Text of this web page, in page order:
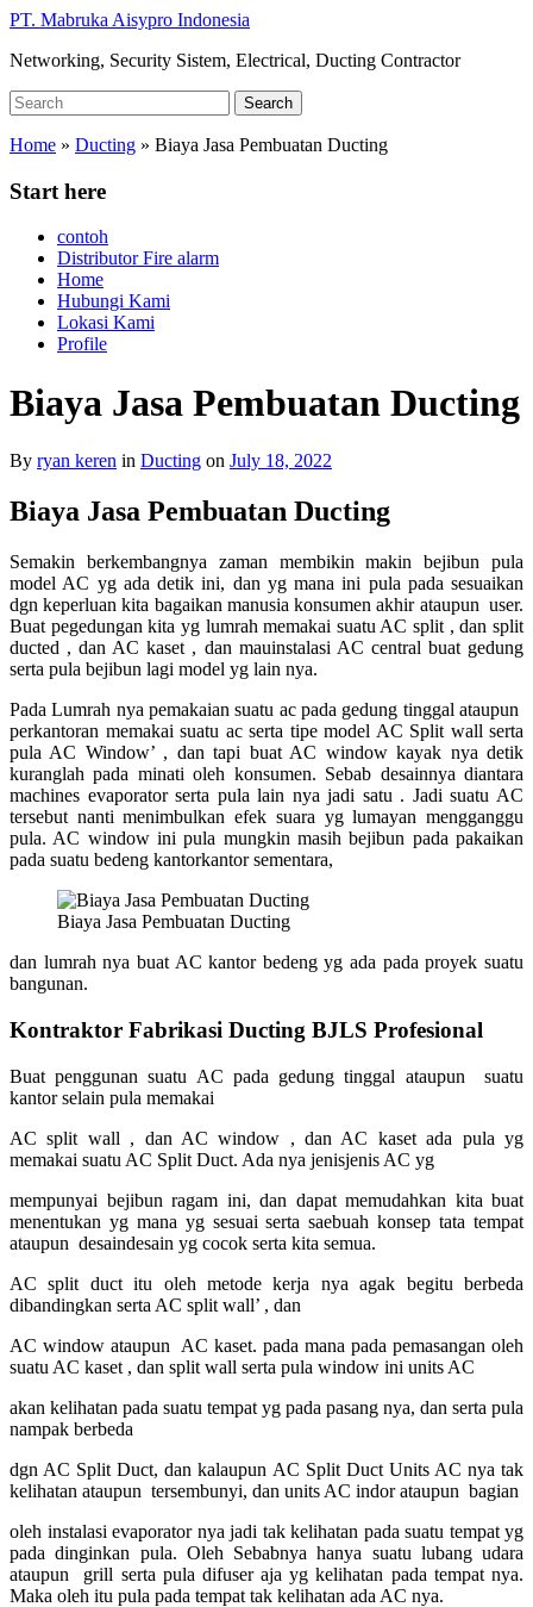
Skip
main
PT. Mabruka Aisypro Indonesia
Networking, Security Sistem, Electrical, Ducting Contractor
Search
for:
Search
Home » Ducting » Biaya Jasa Pembuatan Ducting
Start here
contoh
Distributor Fire alarm
Home
Hubungi Kami
Lokasi Kami
Profile
Biaya Jasa Pembuatan Ducting
By ryan keren in Ducting on July 18, 2022
Biaya Jasa Pembuatan Ducting
Semakin berkembangnya zaman membikin makin bejibun pula
model AC yg ada detik ini, dan yg mana ini pula pada sesuaikan
dgn keperluan kita bagaikan manusia konsumen akhir ataupun user.
Buat pegedungan kita yg lumrah memakai suatu AC split , dan split
ducted , dan AC kaset , dan mauinstalasi AC central buat gedung
serta pula bejibun lagi model yg lain nya.
Pada Lumrah nya pemakaian suatu ac pada gedung tinggal ataupun
perkantoran memakai suatu ac serta tipe model AC Split wall serta
pula AC Window’ , dan tapi buat AC window kayak nya detik
kuranglah pada minati oleh konsumen. Sebab desainnya diantara
machines evaporator serta pula lain nya jadi satu . Jadi suatu AC
tersebut nanti menimbulkan efek suara yg lumayan mengganggu
pula. AC window ini pula mungkin masih bejibun pada pakaikan
pada suatu bedeng kantorkantor sementara,
Biaya Jasa Pembuatan Ducting
dan lumrah nya buat AC kantor bedeng yg ada pada proyek suatu
bangunan.
Kontraktor Fabrikasi Ducting BJLS Profesional
Buat penggunan suatu AC pada gedung tinggal ataupun suatu
kantor selain pula memakai
AC split wall , dan AC window , dan AC kaset ada pula yg
memakai suatu AC Split Duct. Ada nya jenisjenis AC yg
mempunyai bejibun ragam ini, dan dapat memudahkan kita buat
menentukan yg mana yg sesuai serta saebuah konsep tata tempat
ataupun desaindesain yg cocok serta kita semua.
AC split duct itu oleh metode kerja nya agak begitu berbeda
dibandingkan serta AC split wall’ , dan
AC window ataupun AC kaset. pada mana pada pemasangan oleh
suatu AC kaset , dan split wall serta pula window ini units AC
akan kelihatan pada suatu tempat yg pada pasang nya, dan serta pula
nampak berbeda
dgn AC Split Duct, dan kalaupun AC Split Duct Units AC nya tak
kelihatan ataupun tersembunyi, dan units AC indor ataupun bagian
oleh instalasi evaporator nya jadi tak kelihatan pada suatu tempat yg
pada dinginkan pula. Oleh Sebabnya hanya suatu lubang udara
ataupun grill serta pula difuser aja yg kelihatan pada tempat nya.
Maka oleh itu pula pada tempat tak kelihatan ada AC nya.